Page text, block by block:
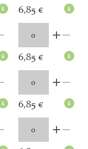
6,85 €
6,85 €
6,85 €